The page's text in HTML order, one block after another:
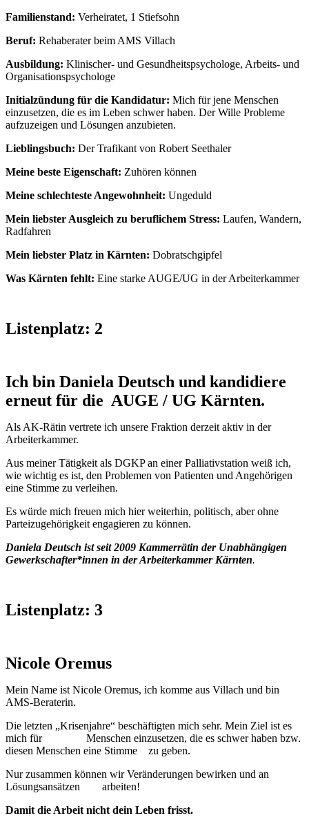
Familienstand: Verheiratet, 1 Stiefsohn
Beruf: Rehaberater beim AMS Villach
Ausbildung: Klinischer- und Gesundheitspsychologe, Arbeits- und
Organisationspsychologe
Initialzündung für die Kandidatur: Mich für jene Menschen
einzusetzen, die es im Leben schwer haben. Der Wille Probleme
aufzuzeigen und Lösungen anzubieten.
Lieblingsbuch: Der Trafikant von Robert Seethaler
Meine beste Eigenschaft: Zuhören können
Meine schlechteste Angewohnheit: Ungeduld
Mein liebster Ausgleich zu beruflichem Stress: Laufen, Wandern,
Radfahren
Mein liebster Platz in Kärnten: Dobratschgipfel
Was Kärnten fehlt: Eine starke AUGE/UG in der Arbeiterkammer
Listenplatz: 2
Ich bin Daniela Deutsch und kandidiere
erneut für die AUGE / UG Kärnten.
Als AK-Rätin vertrete ich unsere Fraktion derzeit aktiv in der
Arbeiterkammer.
Aus meiner Tätigkeit als DGKP an einer Palliativstation weiß ich,
wie wichtig es ist, den Problemen von Patienten und Angehörigen
eine Stimme zu verleihen.
Es würde mich freuen mich hier weiterhin, politisch, aber ohne
Parteizugehörigkeit engagieren zu können.
Daniela Deutsch ist seit 2009 Kammerrätin der Unabhängigen
Gewerkschafter*innen in der Arbeiterkammer Kärnten.
Listenplatz: 3
Nicole Oremus
Mein Name ist Nicole Oremus, ich komme aus Villach und bin
AMS-Beraterin.
Die letzten „Krisenjahre“ beschäftigten mich sehr. Mein Ziel ist es
mich für Menschen einzusetzen, die es schwer haben bzw.
diesen Menschen eine Stimme zu geben.
Nur zusammen können wir Veränderungen bewirken und an
Lösungsansätzen arbeiten!
Damit die Arbeit nicht dein Leben frisst.